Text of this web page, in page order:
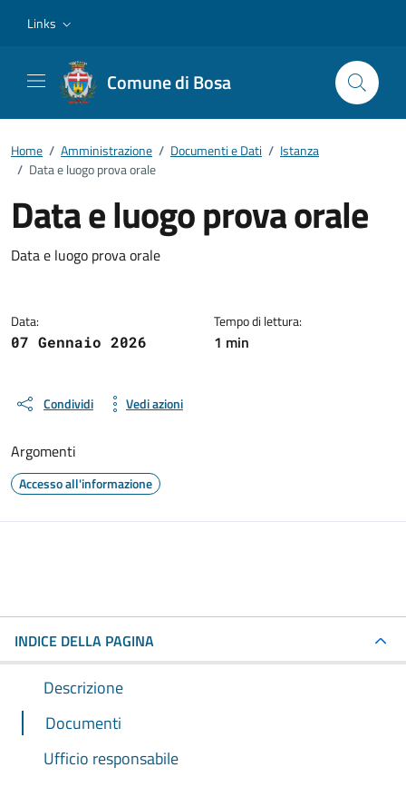
Links
Comune di Bosa
Home / Amministrazione / Documenti e Dati / Istanza
/ Data e luogo prova orale
Data e luogo prova orale
Dettagli del documento
Data e luogo prova orale
Data:
07 Gennaio 2026
Tempo di lettura:
1 min
Condividi Vedi azioni
Argomenti
Accesso all'informazione
INDICE DELLA PAGINA
Descrizione
Documenti
Ufficio responsabile